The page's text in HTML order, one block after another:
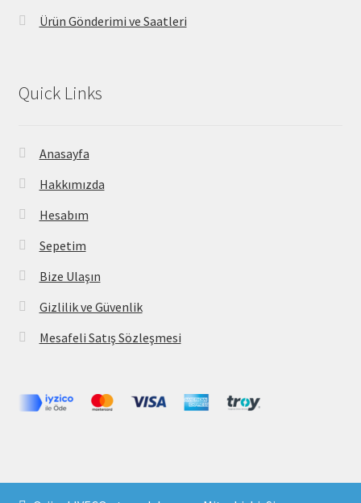
Ürün Gönderimi ve Saatleri
Quick Links
Anasayfa
Hakkımızda
Hesabım
Sepetim
Bize Ulaşın
Gizlilik ve Güvenlik
Mesafeli Satış Sözleşmesi